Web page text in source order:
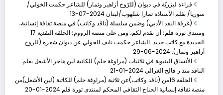
الحلقة 16من (ناقد وك�
قراءة ليزريّة في ديوان (للرّوح أزاهير وثمار) للشاعر حكمت الخولي/
سوريا/ بقلم الأستاذة تمارا شلهوب/لبنان2024-07-13
(غرفة النقد الأدبي) وضمن سلسلة (ناقد وكاتب) في منصة ثقافة إنسانية،
ومنتدى ثورة قلم؛ أن نقدم لكم، ومن على منصة الزووم؛ الحلقة النقدية 17
الجديدة مع كاتب جديد. الشاعر حكمت نايف الخولي عن ديوان شعره (للروح
أزاهير وثمار). 2024-06-29
الأنساق البنيوية في ثلاثيات (مراوغة حلم) للكاتبة لين هاجر الأشعل بقلم:
الناقد منذ ر فالح الغزالي2024-01-21
الحلقة 16من (ناقد وكاتب)عن ثلاثية (مراوغة حلم) للكاتبة (لين الأشعل)من
منصة ثقافة إنسانية الحناح الثقافي المحكم لمنتدى ثورة قلم 2024-01-20